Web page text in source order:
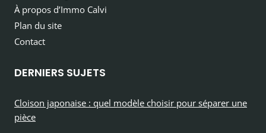
À propos d’Immo Calvi
Plan du site
Contact
DERNIERS SUJETS
Cloison japonaise : quel modèle choisir pour séparer une
pièce